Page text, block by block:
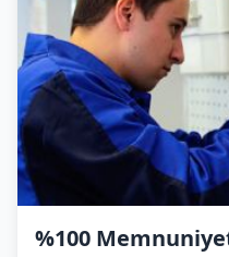
%100